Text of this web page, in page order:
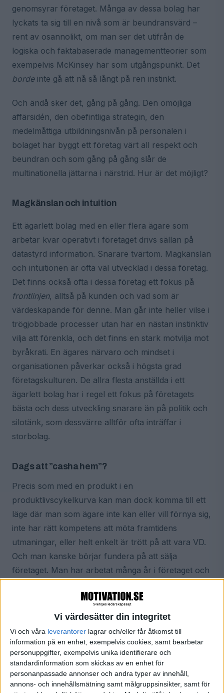
Vi värdesätter din integritet
Vi och våra leverantorer lagrar och/eller får åtkomst till
information på en enhet, exempelvis cookies, samt bearbetar
personuppgifter, exempelvis unika identifierare och
standardinformation som skickas av en enhet för
personanpassade annonser och andra typer av innehåll,
annons- och innehållsmätning samt målgruppsinsikter, samt för
genomsyrar företaget. Många av dessa bolag har
lyckats ta sig till en nivå som är beundransvärd –
rent av osannolikt, om man ser det utifrån de
logiska och faktabaserade managementteorier som
exempelvis McKinsey har som utgångspunkt. Det
borde inte gå att nå så långt på ren instinkt.
Och ändå sker det, gång på gång. Den omöjliga
affärsidén, den obefintliga strategin, den
medelmåttiga utbildningsnivån på personalen i
bolaget har byggt ett företag värt all respekt och
beundran och som gång på gång slår de
multinationella jättarna i närstrid. Hur är det möjligt?
Magkänslan och intuition
Ett ägarlett bolag med en eller flera ägare som
arbetar kvar operativt i företaget drivs sällan på
datastyrd information. Snarare tvärtom. Magkänslan
och intuitionen är ofta väl utvecklad i dessa företag.
Det finns också ofta i dessa företag ett fokus på
frontlinjen, alltså på kunden och vad som är
värdeskapande för denne. Man går inte heller vilse i
trögjobbade processer utan har en nästan instinktiv
vilja att förenkla, och det finns en stark motvilja mot
byråkrati. En ägares närvaro och mindset i
organisationen påverkar också i högsta grad
företagskulturen. De allra flesta anställda i ett
ägarlett bolag har i regel ett fokus på företagets
bästa och dess utveckling snarare än på politik och
silotänk, som dessvärre alltför ofta inträffar i
storbolag.
Dags att ”casha hem”?
Precis som med en produkt i en
produktlivscykelkurva kan man dock komma till ett
läge där man som ägare inte kan eller vill förnya sig,
inte har rätt kompetens att möta framtidens
utmaningar, eller helt enkelt är trött på att vara VD.
Och man kanske börjar fundera på att sälja
företaget. Man har arbetat många år i företaget och
någon annan dröm.
En ägares produktlivscykelkurva